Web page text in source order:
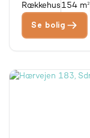
Rækkehus 154 m²
Se bolig